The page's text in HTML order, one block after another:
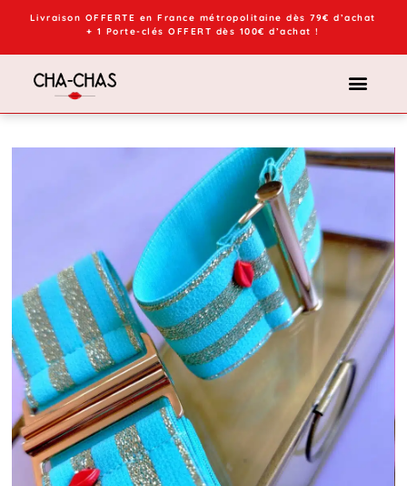
Livraison OFFERTE en France métropolitaine dès 79€ d’achat
+ 1 Porte-clés OFFERT dès 100€ d’achat !